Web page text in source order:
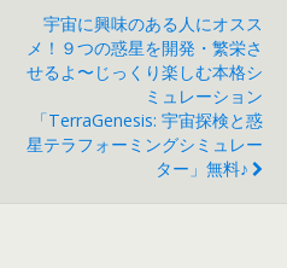
宇宙に興味のある人にオスス
メ！９つの惑星を開発・繁栄さ
せるよ〜じっくり楽しむ本格シ
ミュレーション
「TerraGenesis: 宇宙探検と惑
星テラフォーミングシミュレー
ター」無料♪